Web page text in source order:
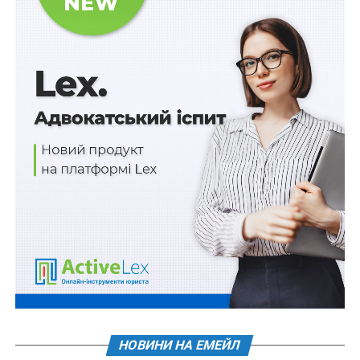
перебігу строку звернення до адміністративного суду
та, відповідно, вирішенні питання про дотримання, чи
порушив позивач цей строк, суд, має з’ясувати, коли
позивач дізнався або мав дізнатися про порушення
своїх прав, свобод чи інтересів.
До окружного адміністративного суду Академія
звернулася з позовом 2 березня 2019 р., тобто з
пропущенням місячного строку звернення до суду в
цій категорії справ. На обґрунтування поважності
причин пропуску вказаного строкупозивач послався
лише на обставини щодо зміни судової практики.
Інших обставин щодо поважності причин пропуску
строку звернення до суду позивач не наводив.
Врахувавши правові позиції, викладені в постановах
р. у справі № 804/285/16, від 16 жовтня 2019 р. у
№ 1.380.2019.001198,а також постановах
НОВИНИ НА ЕМЕЙЛ